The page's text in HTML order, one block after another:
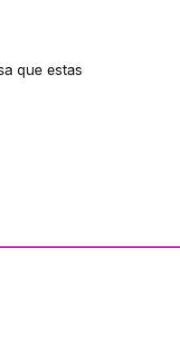
que estas
ao Facebook
ao